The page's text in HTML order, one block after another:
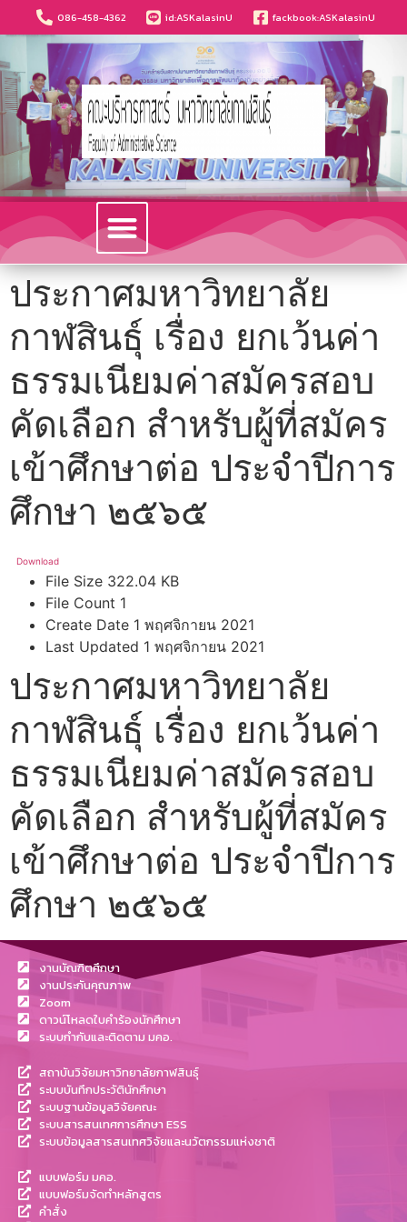
086-458-4362 id:ASKalasinU fackbook:ASKalasinU
ประกาศมหาวิทยาลัย
กาฬสินธุ์ เรื่อง ยกเว้นค่า
ธรรมเนียมค่าสมัครสอบ
คัดเลือก สำหรับผู้ที่สมัคร
เข้าศึกษาต่อ ประจำปีการ
ศึกษา ๒๕๖๕
Download
File Size 322.04 KB
File Count 1
Create Date 1 พฤศจิกายน 2021
Last Updated 1 พฤศจิกายน 2021
ประกาศมหาวิทยาลัย
กาฬสินธุ์ เรื่อง ยกเว้นค่า
ธรรมเนียมค่าสมัครสอบ
คัดเลือก สำหรับผู้ที่สมัคร
เข้าศึกษาต่อ ประจำปีการ
ศึกษา ๒๕๖๕
งานบัณฑิตศึกษา
งานประกันคุณภาพ
Zoom
ดาวน์โหลดใบคำร้องนักศึกษา
ระบบกำกับและติดตาม มคอ.
สถาบันวิจัยมหาวิทยาลัยกาฬสินธุ์
ระบบบันทึกประวัตินักศึกษา
ระบบฐานข้อมูลวิจัยคณะ
ระบบสารสนเทศการศึกษา ESS
ระบบข้อมูลสารสนเทศวิจัยและนวัตกรรมแห่งชาติ
แบบฟอร์ม มคอ.
แบบฟอร์มจัดทำหลักสูตร
คำสั่ง